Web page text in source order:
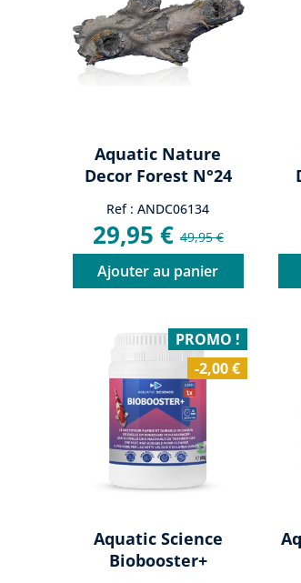
Aquatic Nature
Decor Forest N°24
Ref : ANDC06134
29,95 € 49,95 €
Ajouter au panier
Aquatic Science
Biobooster+
PROMO !
-2,00 €